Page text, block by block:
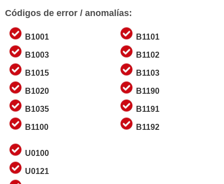
Códigos de error / anomalías:
B1001
B1003
B1015
B1020
B1035
B1100
B1101
B1102
B1103
B1190
B1191
B1192
U0100
U0121